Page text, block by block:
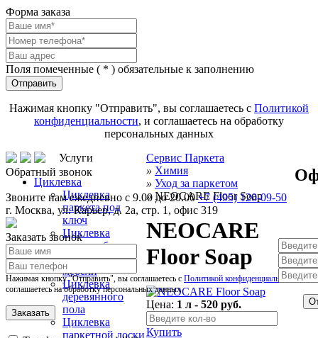
Форма заказа
Поля помеченные ( * ) обязательные к заполнению
Отправить
Нажимая кнопку "Отправить", вы соглашаетесь с Политикой
конфиденциальности, и соглашаетесь на обработку
персональных данных
Обратный звонок
Звоните нам ежедневно с 9.00 до 20.00 +7 (495) 120-09-50
г. Москва, ул. Карьер, д. 2а, стр. 1, офис 319
Заказать звонок
Нажимая кнопку "Отправить", вы соглашаетесь с Политикой конфиденциальности, и
соглашаетесь на обработку персональных данных
Услуги
Циклевка
Циклевка
паркета под
ключ
Циклевка
паркета без
пыли и выноса
мебели
Циклевка
деревянного
пола
Циклевка
паркетной доски
Сервис Паркета
» Химия
» Уход за паркетом
» NEOCARE Floor Soap
NEOCARE
Floor Soap
Цена: 1 л - 520 руб.
Купить